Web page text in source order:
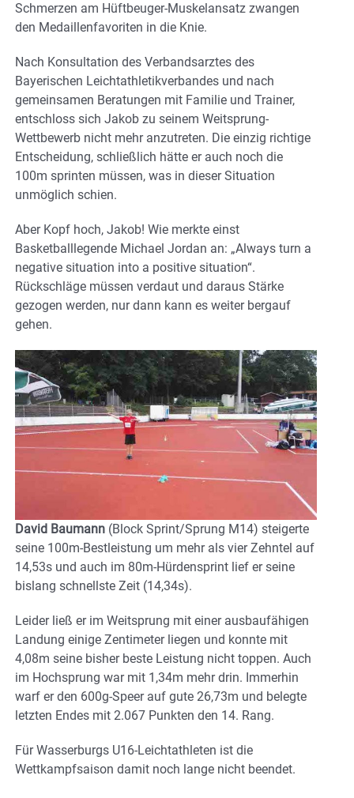
Schmerzen am Hüftbeuger-Muskelansatz zwangen
den Medaillenfavoriten in die Knie.
Nach Konsultation des Verbandsarztes des
Bayerischen Leichtathletikverbandes und nach
gemeinsamen Beratungen mit Familie und Trainer,
entschloss sich Jakob zu seinem Weitsprung-
Wettbewerb nicht mehr anzutreten. Die einzig richtige
Entscheidung, schließlich hätte er auch noch die
100m sprinten müssen, was in dieser Situation
unmöglich schien.
Aber Kopf hoch, Jakob! Wie merkte einst
Basketballlegende Michael Jordan an: „Always turn a
negative situation into a positive situation“.
Rückschläge müssen verdaut und daraus Stärke
gezogen werden, nur dann kann es weiter bergauf
gehen.
David Baumann (Block Sprint/Sprung M14) steigerte
seine 100m-Bestleistung um mehr als vier Zehntel auf
14,53s und auch im 80m-Hürdensprint lief er seine
bislang schnellste Zeit (14,34s).
Leider ließ er im Weitsprung mit einer ausbaufähigen
Landung einige Zentimeter liegen und konnte mit
4,08m seine bisher beste Leistung nicht toppen. Auch
im Hochsprung war mit 1,34m mehr drin. Immerhin
warf er den 600g-Speer auf gute 26,73m und belegte
letzten Endes mit 2.067 Punkten den 14. Rang.
Für Wasserburgs U16-Leichtathleten ist die
Wettkampfsaison damit noch lange nicht beendet.